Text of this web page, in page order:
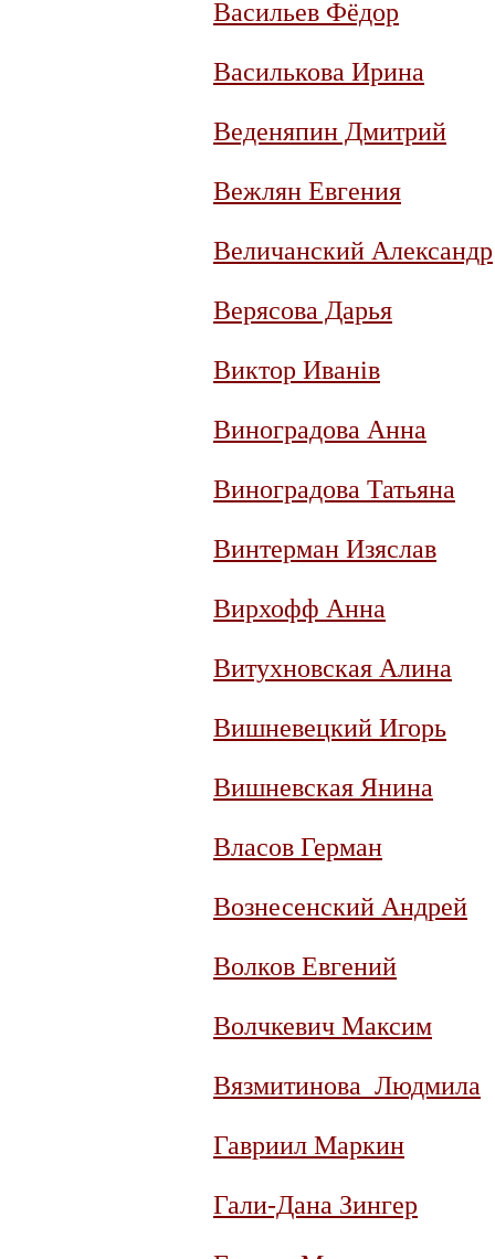
Васильев Фёдор
Василькова Ирина
Веденяпин Дмитрий
Вежлян Евгения
Величанский Александр
Верясова Дарья
Виктор Иванiв
Виноградова Анна
Виноградова Татьяна
Винтерман Изяслав
Вирхофф Анна
Витухновская Алина
Вишневецкий Игорь
Вишневская Янина
Власов Герман
Вознесенский Андрей
Волков Евгений
Волчкевич Максим
Вязмитинова Людмила
Гавриил Маркин
Гали-Дана Зингер